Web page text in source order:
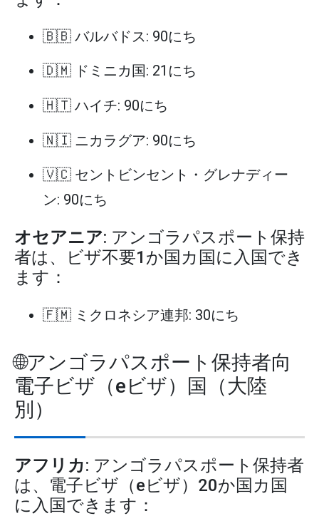
🇧🇧 バルバドス: 90にち
🇩🇲 ドミニカ国: 21にち
🇭🇹 ハイチ: 90にち
🇳🇮 ニカラグア: 90にち
🇻🇨 セントビンセント・グレナディー
ン: 90にち
オセアニア: アンゴラパスポート保持
者は、ビザ不要1か国カ国に入国でき
ます：
🇫🇲 ミクロネシア連邦: 30にち
🌐アンゴラパスポート保持者向
電子ビザ（eビザ）国（大陸
別）
アフリカ: アンゴラパスポート保持者
は、電子ビザ（eビザ）20か国カ国
に入国できます：